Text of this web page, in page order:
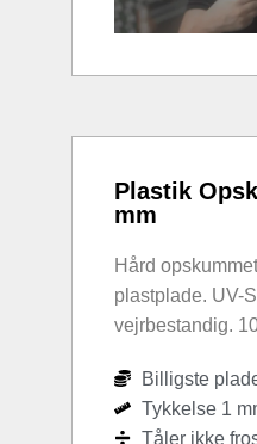
Plastik
mm
Hård
plastplade. UV-
vejrbestandig.
Billigste
Tykkelse 1
Tåler ikke